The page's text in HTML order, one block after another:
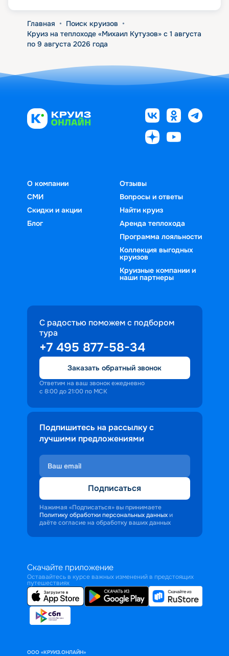
Главная • Поиск круизов •
Круиз на теплоходе «Михаил Кутузов» с 1 августа
по 9 августа 2026 года
О компании
СМИ
Скидки и акции
Блог
Отзывы
Вопросы и ответы
Найти круиз
Аренда теплохода
Программа лояльности
Коллекция выгодных
круизов
Круизные компании и
наши партнеры
С радостью поможем с подбором
тура
+7 495 877-58-34
Заказать обратный звонок
Ответим на ваш звонок ежедневно
с 8:00 до 21:00 по МСК
Подпишитесь на рассылку с
лучшими предложениями
Подписаться
Нажимая «Подписаться» вы принимаете
Политику обработки персональных данных и
даёте согласие на обработку ваших данных
Скачайте приложение
Оставайтесь в курсе важных изменений в предстоящих
путешествиях
ООО «КРУИЗ.ОНЛАЙН»